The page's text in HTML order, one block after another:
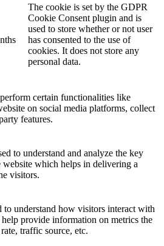
The cookie is set by the GDPR
Cookie Consent plugin and is
used to store whether or not user
has consented to the use of
cookies. It does not store any
personal data.
certain functionalities like
on social media platforms, collect
features.
to understand and analyze the key
website which helps in delivering a
visitors.
to understand how visitors interact with
provide information on metrics the
traffic source, etc.